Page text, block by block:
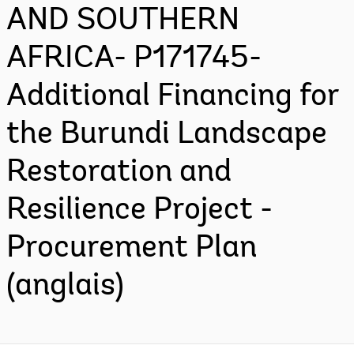
AND SOUTHERN
AFRICA- P171745-
Additional Financing for
the Burundi Landscape
Restoration and
Resilience Project -
Procurement Plan
(anglais)